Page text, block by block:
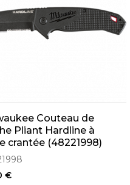
Couteau de
Pliant Hardline à
crantée (48221998)
€